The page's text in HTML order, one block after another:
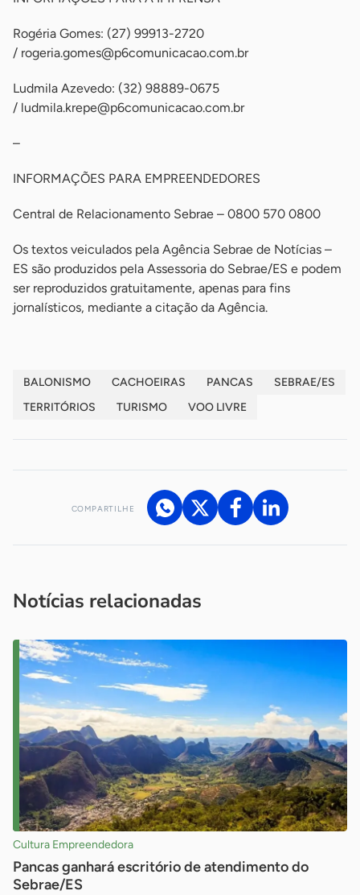
Rogéria Gomes: (27) 99913-2720
/ rogeria.gomes@p6comunicacao.com.br
Ludmila Azevedo: (32) 98889-0675
/ ludmila.krepe@p6comunicacao.com.br
–
INFORMAÇÕES PARA EMPREENDEDORES
Central de Relacionamento Sebrae – 0800 570 0800
Os textos veiculados pela Agência Sebrae de Notícias –
ES são produzidos pela Assessoria do Sebrae/ES e podem
ser reproduzidos gratuitamente, apenas para fins
jornalísticos, mediante a citação da Agência.
BALONISMO CACHOEIRAS PANCAS
SEBRAE/ES
TERRITÓRIOS
TURISMO VOO LIVRE
COMPARTILHE
Notícias relacionadas
Cultura Empreendedora
Pancas ganhará escritório de atendimento do
Sebrae/ES